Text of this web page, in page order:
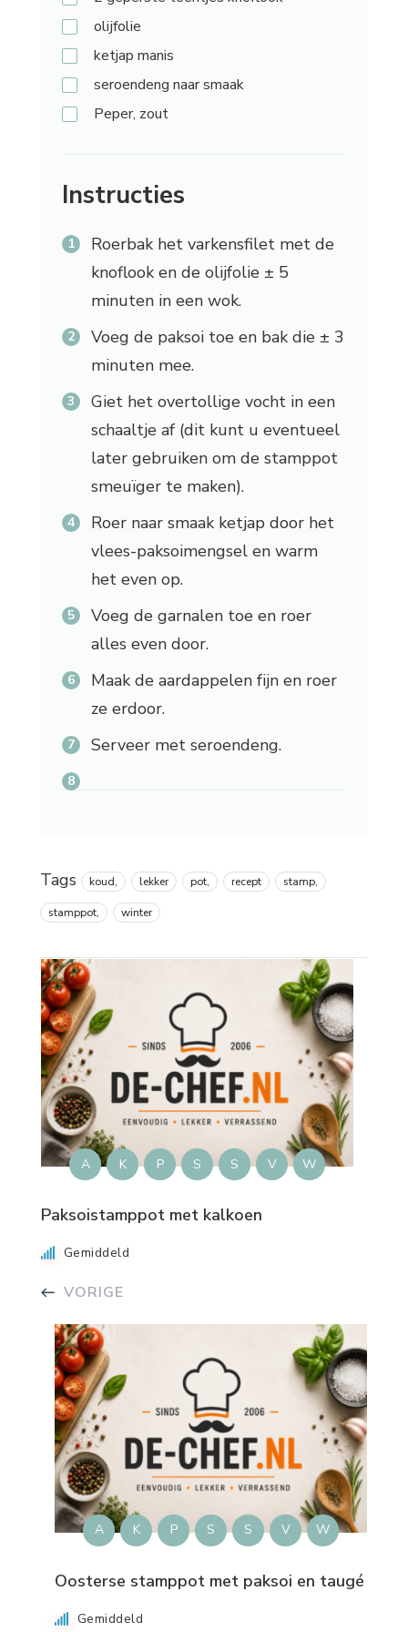
olijfolie
ketjap manis
seroendeng naar smaak
Peper, zout
Instructies
Roerbak het varkensfilet met de
knoflook en de olijfolie ± 5
minuten in een wok.
Voeg de paksoi toe en bak die ± 3
minuten mee.
Giet het overtollige vocht in een
schaaltje af (dit kunt u eventueel
later gebruiken om de stamppot
smeuïger te maken).
Roer naar smaak ketjap door het
vlees-paksoimengsel en warm
het even op.
Voeg de garnalen toe en roer
alles even door.
Maak de aardappelen fijn en roer
ze erdoor.
Serveer met seroendeng.
Tags koud, lekker pot, recept stamp,
stamppot, winter
A K P S S V W
Paksoistamppot met kalkoen
Gemiddeld
VORIGE
A K P S S V W
Oosterse stamppot met paksoi en taugé
Gemiddeld